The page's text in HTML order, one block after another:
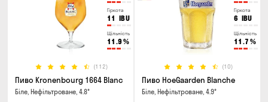
Гіркота
11 IBU
Щільність
11.9 %
(112)
Пиво Kronenbourg 1664 Blanc
Біле, Нефільтроване, 4.8°
Гіркота
6 IBU
Щільність
11.7 %
(10)
Пиво HoeGaarden Blanche
Біле, Нефільтроване, 4.9°